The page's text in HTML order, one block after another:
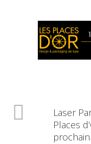
Laser
Places
prochain